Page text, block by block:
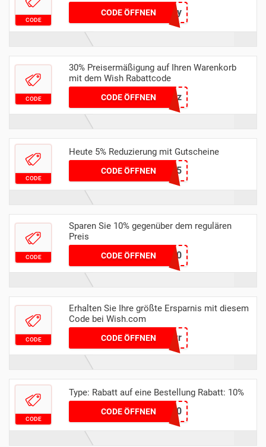
CODE
CODE ÖFFNENczfsctty
CODE
30% Preisermäßigung auf Ihren Warenkorb
mit dem Wish Rabattcode
CODE ÖFFNENcydrtgrz
CODE
Heute 5% Reduzierung mit Gutscheine
CODE ÖFFNEN
COZYNAMIE5
CODE
Sparen Sie 10% gegenüber dem regulären
Preis
CODE ÖFFNENLAT10
CODE
Erhalten Sie Ihre größte Ersparnis mit diesem
Code bei Wish.com
CODE ÖFFNENcqxmcvwr
CODE
Type: Rabatt auf eine Bestellung Rabatt: 10%
CODE ÖFFNEN aff10